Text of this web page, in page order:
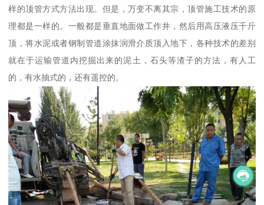
样的顶管方式方法出现。但是，万变不离其宗，顶管施工技术的原
理都是一样的。一般都是垂直地面做工作井，然后用高压液压千斤
顶，将水泥或者钢制管道涂抹润滑介质顶入地下，各种技术的差别
就在于运输管道内挖掘出来的泥土，石头等渣子的方法，有人工
的，有水抽式的，还有遥控的。